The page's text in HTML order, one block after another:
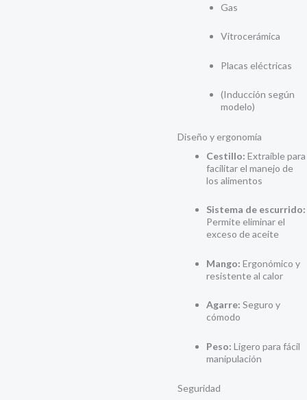
Gas
Vitrocerámica
Placas eléctricas
(Inducción según
modelo)
Diseño y ergonomía
Cestillo: Extraíble para
facilitar el manejo de
los alimentos
Sistema de escurrido:
Permite eliminar el
exceso de aceite
Mango: Ergonómico y
resistente al calor
Agarre: Seguro y
cómodo
Peso: Ligero para fácil
manipulación
Seguridad